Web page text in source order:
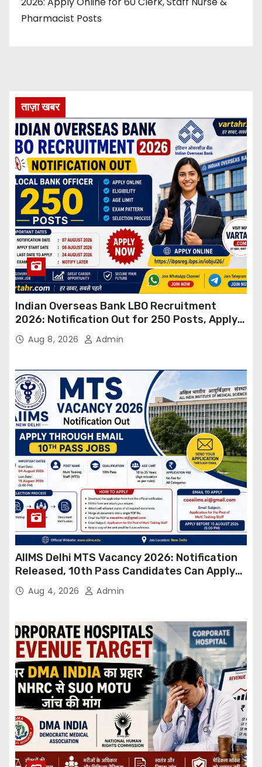
Pharmacist Posts
ताज़ा खबर
Indian Overseas Bank LBO Recruitment
2026: Notification Out for 250 Posts, Apply
OnlineAug 8, 2026 Admin
AIIMS Delhi MTS Vacancy 2026: Notification
Released, 10th Pass Candidates Can Apply
Through Email
Aug 4, 2026 Admin